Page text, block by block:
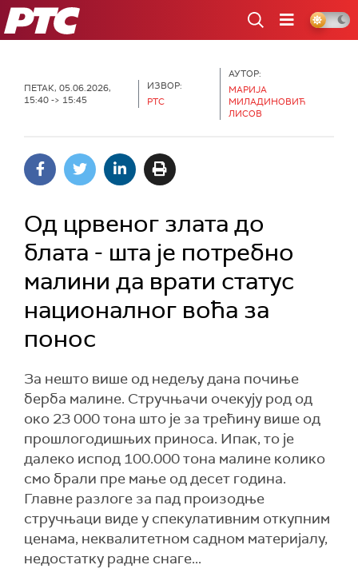
РТС
ПЕТАК, 05.06.2026,
15:40 -> 15:45
ИЗВОР:
РТС
АУТОР:
МАРИЈА
МИЛАДИНОВИЋ
ЛИСОВ
Од црвеног злата до
блата - шта је потребно
малини да врати статус
националног воћа за
понос
За нешто више од недељу дана почиње
берба малине. Стручњачи очекују род од
око 23 000 тона што је за трећину више од
прошлогодишњих приноса. Ипак, то је
далеко испод 100.000 тона малине колико
смо брали пре мање од десет година.
Главне разлоге за пад произодње
стручњаци виде у спекулативним откупним
ценама, неквалитетном садном материјалу,
недостатку радне снаге...